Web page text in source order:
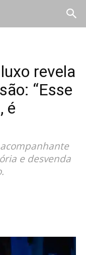
revela
“Esse
é
e desvenda